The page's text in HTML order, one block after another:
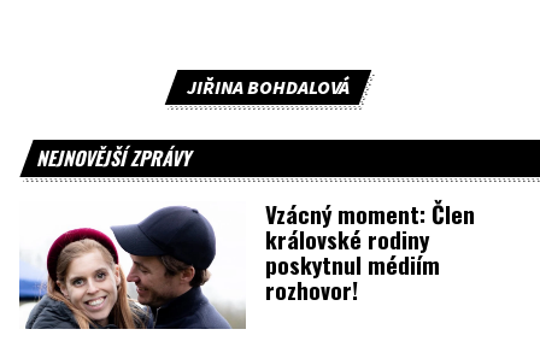
JIŘINA BOHDALOVÁ
NEJNOVĚJŠÍ ZPRÁVY
Vzácný moment: Člen
královské rodiny
poskytnul médiím
rozhovor!